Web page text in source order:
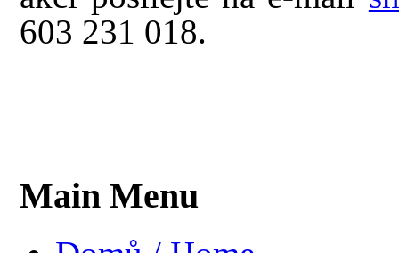
603 231 018.
Main Menu